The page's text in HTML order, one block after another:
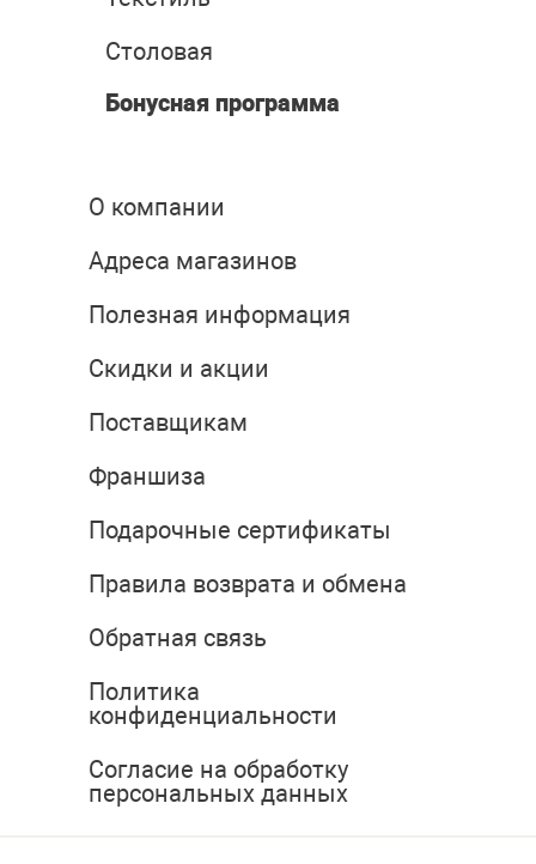
Столовая
Бонусная программа
О компании
Адреса магазинов
Полезная информация
Скидки и акции
Поставщикам
Франшиза
Подарочные сертификаты
Правила возврата и обмена
Обратная связь
Политика
конфиденциальности
Согласие на обработку
персональных данных